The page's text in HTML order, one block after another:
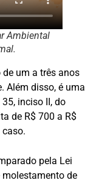
Ambiental
de um a três anos
Além disso, é uma
inciso II, do
de R$ 700 a R$
pela Lei
molestamento de